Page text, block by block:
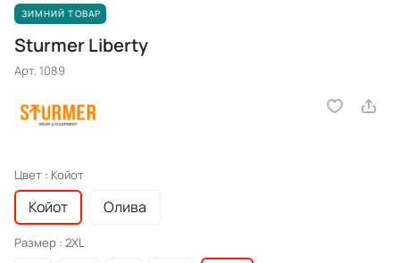
ЗИМНИЙ ТОВАР
Sturmer Liberty
Арт. 1089
Цвет : Койот
Койот Олива
Размер : 2XL